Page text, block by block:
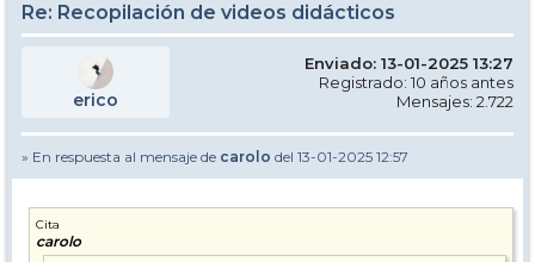
Re: Recopilación de videos didácticos
erico
Enviado: 13-01-2025 13:27
Registrado: 10 años antes
Mensajes: 2.722
» En respuesta al mensaje de carolo del 13-01-2025 12:57
Cita
carolo